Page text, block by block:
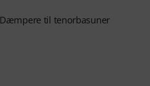
Dæmpere til tenorbasuner